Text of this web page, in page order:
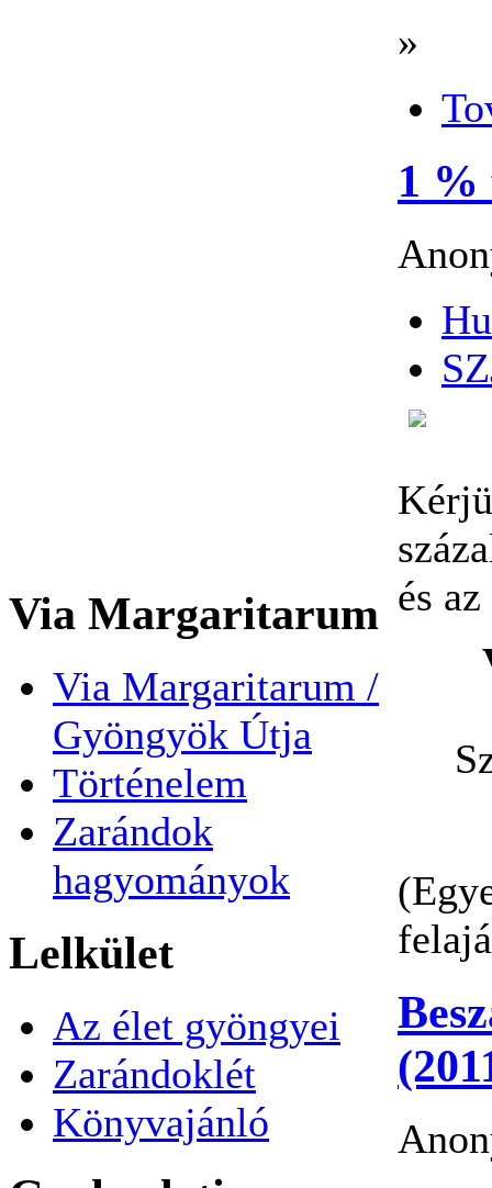
Via Margaritarum
Via Margaritarum /
Gyöngyök Útja
Történelem
Zarándok
hagyományok
Lelkület
Az élet gyöngyei
Zarándoklét
Könyvajánló
»
1 %
és